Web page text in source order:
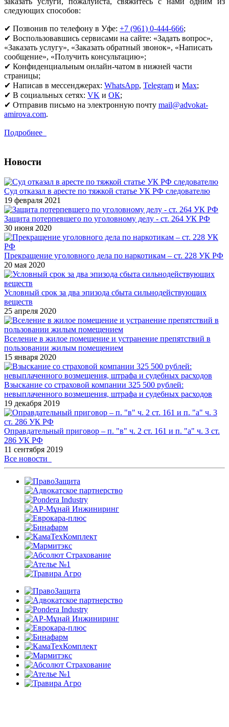
следующих способов:
✔ Позвонив по телефону в Уфе: +7 (961) 0-444-666;
✔ Воспользовавшись сервисами на сайте: «Задать вопрос»,
«Заказать услугу», «Заказать обратный звонок», «Написать
сообщение», «Получить консультацию»;
✔ Конфиденциальным онлайн-чатом в нижней части
страницы;
✔ Написав в мессенджерах: WhatsApp, Telegram и Max;
✔ В социальных сетях: VK и OК;
✔ Отправив письмо на электронную почту mail@advokat-
amirova.com.
Подробнее
Новости
Суд отказал в аресте по тяжкой статье УК РФ следователю
19 февраля 2021
Защита потерпевшего по уголовному делу - ст. 264 УК РФ
30 июня 2020
Прекращение уголовного дела по наркотикам – ст. 228 УК РФ
20 мая 2020
Условный срок за два эпизода сбыта сильнодействующих
веществ
25 апреля 2020
Вселение в жилое помещение и устранение препятствий в
пользовании жилым помещением
15 января 2020
Взыскание со страховой компании 325 500 рублей:
невыплаченного возмещения, штрафа и судебных расходов
19 декабря 2019
Оправдательный приговор – п. "в" ч. 2 ст. 161 и п. "а" ч. 3 ст.
286 УК РФ
11 сентября 2019
Все новости